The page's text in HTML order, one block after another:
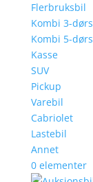
Flerbruksbil
Kombi 3-dørs
Kombi 5-dørs
Kasse
SUV
Pickup
Varebil
Cabriolet
Lastebil
Annet
0 elementer